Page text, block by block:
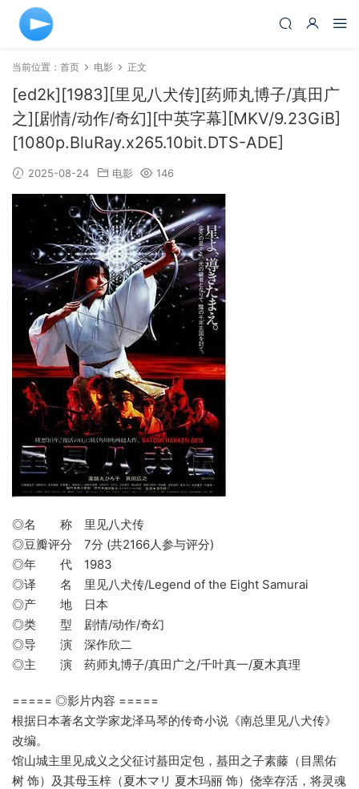
当前位置： 首页 电影 正文
[ed2k][1983][里见八犬传][药师丸博子/真田广
之][剧情/动作/奇幻][中英字幕][MKV/9.23GiB]
[1080p.BluRay.x265.10bit.DTS-ADE]
2025-08-24 电影 146
◎名 称 里见八犬传
◎豆瓣评分 7分 (共2166人参与评分)
◎年 代 1983
◎译 名 里见八犬传/Legend of the Eight Samurai
◎产 地 日本
◎类 型 剧情/动作/奇幻
◎导 演 深作欣二
◎主 演 药师丸博子/真田广之/千叶真一/夏木真理
===== ◎影片内容 =====
根据日本著名文学家龙泽马琴的传奇小说《南总里见八犬传》
改编。
馆山城主里见成义之父征讨蟇田定包，蟇田之子素藤（目黑佑
树 饰）及其母玉梓（夏木マリ 夏木玛丽 饰）侥幸存活，将灵魂